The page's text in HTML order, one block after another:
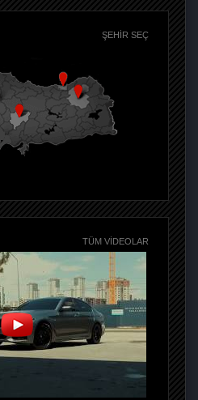
ŞEHIR SEÇ
TÜM VIDEOLAR